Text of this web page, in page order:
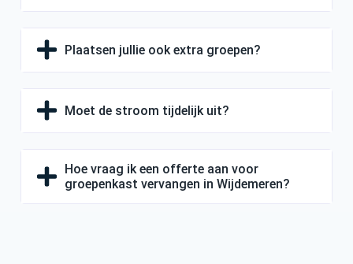
Plaatsen jullie ook extra groepen?
Moet de stroom tijdelijk uit?
Hoe vraag ik een offerte aan voor
groepenkast vervangen in Wijdemeren?